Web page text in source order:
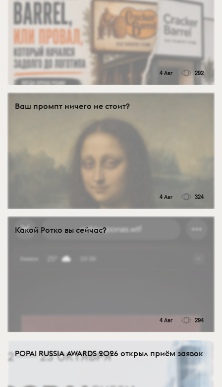
4 Авг 292
Ваш промпт ничего не стоит?
4 Авг 324
Какой Ротко вы сейчас?
4 Авг 294
POPAI RUSSIA AWARDS 2026 открыл приём заявок